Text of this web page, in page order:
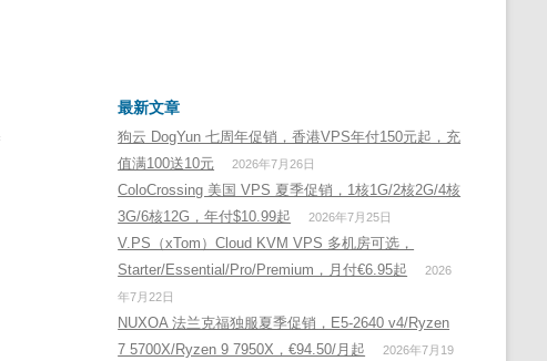
最新文章
狗云 DogYun 七周年促销，香港VPS年付150元起，充
值满100送10元
2026年7月26日
ColoCrossing 美国 VPS 夏季促销，1核1G/2核2G/4核
3G/6核12G，年付$10.99起
2026年7月25日
V.PS（xTom）Cloud KVM VPS 多机房可选，
Starter/Essential/Pro/Premium，月付€6.95起
2026
年7月22日
NUXOA 法兰克福独服夏季促销，E5-2640 v4/Ryzen
7 5700X/Ryzen 9 7950X，€94.50/月起
2026年7月19